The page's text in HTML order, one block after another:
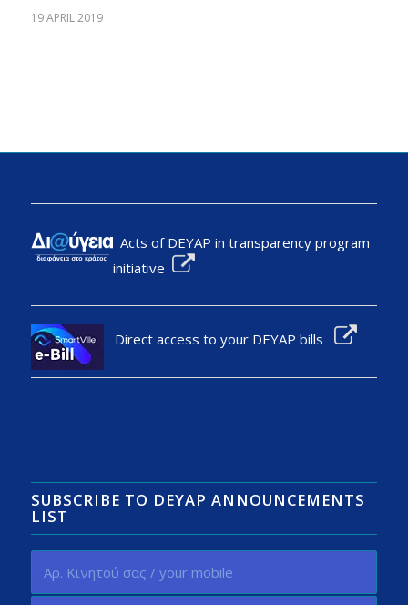
19 APRIL 2019
Acts of DEYAP in transparency program
initiative
Direct access to your DEYAP bills
SUBSCRIBE TO DEYAP ANNOUNCEMENTS
LIST